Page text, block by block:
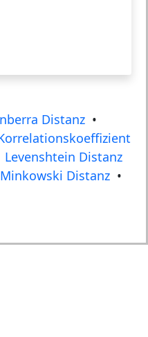
Distanz •
Levenshtein Distanz
Minkowski Distanz •